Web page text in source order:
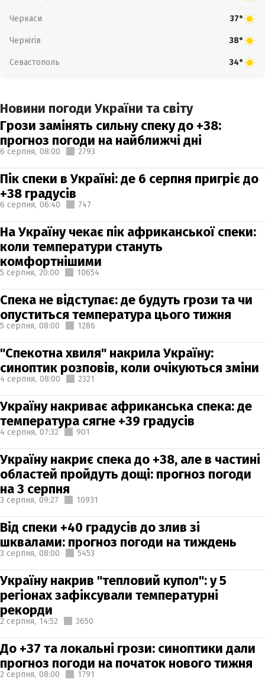
Черкаси 37°
Чернігів 38°
Севастополь 34°
Новини погоди України та світу
Грози замінять сильну спеку до +38:
прогноз погоди на найближчі дні
6 серпня, 08:00 2793
Пік спеки в Україні: де 6 серпня пригріє до
+38 градусів
6 серпня, 06:40 747
На Україну чекає пік африканської спеки:
коли температури стануть
комфортнішими
5 серпня, 20:00 10654
Спека не відступає: де будуть грози та чи
опуститься температура цього тижня
5 серпня, 08:00 1286
"Спекотна хвиля" накрила Україну:
синоптик розповів, коли очікуються зміни
4 серпня, 08:00 2321
Україну накриває африканська спека: де
температура сягне +39 градусів
4 серпня, 07:32 901
Україну накриє спека до +38, але в частині
областей пройдуть дощі: прогноз погоди
на 3 серпня
3 серпня, 09:27 10931
Від спеки +40 градусів до злив зі
шквалами: прогноз погоди на тиждень
3 серпня, 08:00 5453
Україну накрив "тепловий купол": у 5
регіонах зафіксували температурні
рекорди
2 серпня, 14:52 3650
До +37 та локальні грози: синоптики дали
прогноз погоди на початок нового тижня
2 серпня, 08:00 1791